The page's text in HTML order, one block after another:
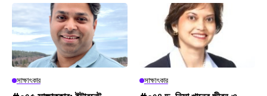
সাক্ষাৎকার সাক্ষাৎকার